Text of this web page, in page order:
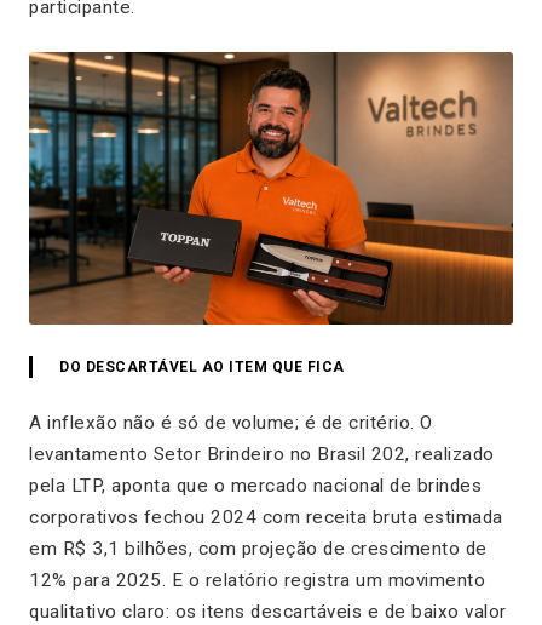
participante.
DO DESCARTÁVEL AO ITEM QUE FICA
A inflexão não é só de volume; é de critério. O
levantamento Setor Brindeiro no Brasil 202, realizado
pela LTP, aponta que o mercado nacional de brindes
corporativos fechou 2024 com receita bruta estimada
em R$ 3,1 bilhões, com projeção de crescimento de
12% para 2025. E o relatório registra um movimento
qualitativo claro: os itens descartáveis e de baixo valor